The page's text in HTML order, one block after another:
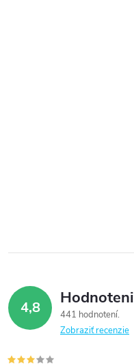
4,8
441 hodnotení
Zobraziť recenzie